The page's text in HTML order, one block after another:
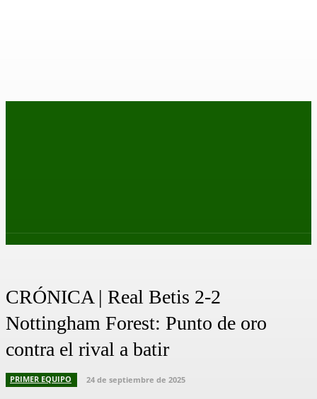
CRÓNICA | Real Betis 2-2
Nottingham Forest: Punto de oro
contra el rival a batir
PRIMER EQUIPO 24 de septiembre de 2025